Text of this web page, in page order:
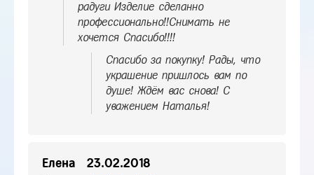
радуги Изделие сделанно
профессионально!!Снимать не
хочется Спасибо!!!!
Спасибо за покупку! Рады, что
украшение пришлось вам по
душе! Ждём вас снова! С
уважением Наталья!
Елена 23.02.2018